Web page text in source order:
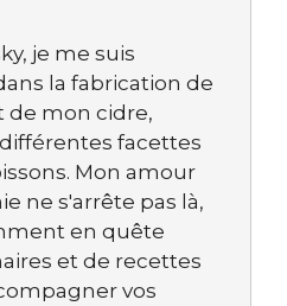
je me suis
la fabrication de
de mon cidre,
facettes
Mon amour
ne s'arrête pas là,
en quête
et de recettes
vos